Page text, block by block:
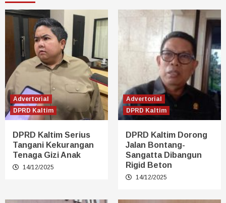
Advertorial
DPRD Kaltim
DPRD Kaltim Serius
Tangani Kekurangan
Tenaga Gizi Anak
14/12/2025
Advertorial
DPRD Kaltim
DPRD Kaltim Dorong
Jalan Bontang-
Sangatta Dibangun
Rigid Beton
14/12/2025